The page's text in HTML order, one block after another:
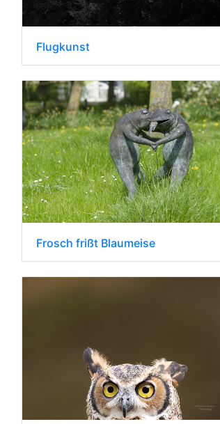
Flugkunst
Frosch frißt Blaumeise